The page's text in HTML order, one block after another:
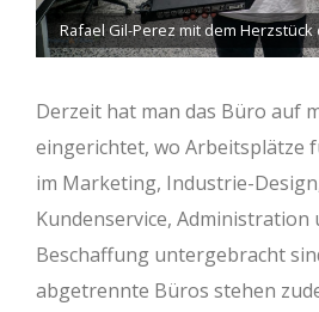
Rafael Gil-Perez mit dem Herzstück
Derzeit hat man das Büro auf
eingerichtet, wo Arbeitsplätze
im Marketing, Industrie-
Kundenservice, Administration
Beschaffung untergebracht
abgetrennte Büros stehen